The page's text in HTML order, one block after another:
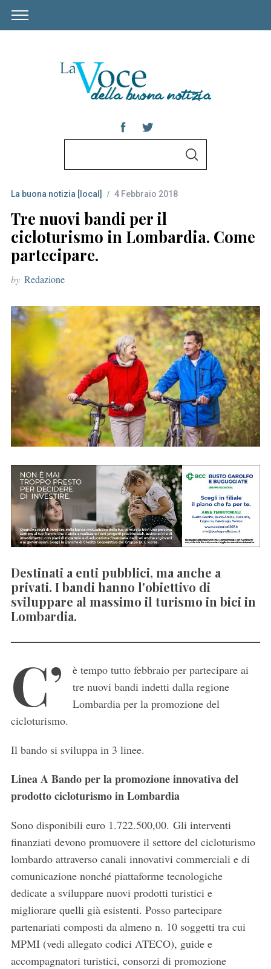
r
c
h
f
o
r
S
La buona notizia [local] 4 Febbraio 2018
Tre nuovi bandi per il
cicloturismo in Lombardia. Come
partecipare.
by Redazione
Destinati a enti pubblici, ma anche a
privati. I bandi hanno l'obiettivo di
sviluppare al massimo il turismo in bici in
Lombardia.
C’
è tempo tutto febbraio per partecipare ai
tre nuovi bandi indetti dalla regione
Lombardia per la promozione del
cicloturismo.
Il bando si sviluppa in 3 linee.
Linea A Bando per la promozione innovativa del
prodotto cicloturismo in Lombardia
Sono disponibili euro 1.722.500,00. Gli interventi
finanziati devono promuovere il settore del cicloturismo
lombardo attraverso canali innovativi commerciali e di
comunicazione nonché piattaforme tecnologiche
dedicate a sviluppare nuovi prodotti turistici e
migliorare quelli già esistenti. Posso partecipare
partenariati composti da almeno n. 10 soggetti tra cui
MPMI (vedi allegato codici ATECO), guide e
accompagnatori turistici, consorzi di promozione